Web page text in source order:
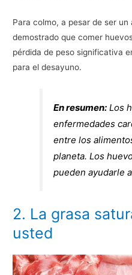
Para colmo, a pesar de ser un
demostrado que comer
pérdida de peso significativa
para el desayuno.
En resumen: Los
enfermedades
entre los
planeta. Los
pueden ayudarle
2. La grasa
usted